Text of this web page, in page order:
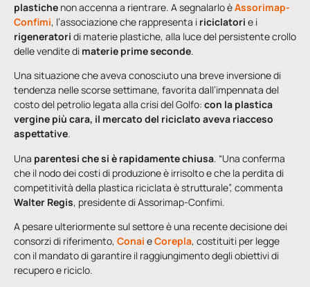
plastiche non accenna a rientrare. A segnalarlo èAssorimap-
Confimi, l’associazione che rappresenta i riciclatori e i
rigeneratori di materie plastiche, alla luce del persistente crollo
delle vendite di materie prime seconde.
Una situazione che aveva conosciuto una breve inversione di
tendenza nelle scorse settimane, favorita dall’impennata del
costo del petrolio legata alla crisi del Golfo: con la plastica
vergine più cara, il mercato del riciclato aveva riacceso
aspettative.
Una parentesi che si è rapidamente chiusa. “Una conferma
che il nodo dei costi di produzione è irrisolto e che la perdita di
competitività della plastica riciclata è strutturale”, commenta
Walter Regis, presidente di Assorimap-Confimi.
A pesare ulteriormente sul settore è una recente decisione dei
consorzi di riferimento, Conai eCorepla, costituiti per legge
con il mandato di garantire il raggiungimento degli obiettivi di
recupero e riciclo.